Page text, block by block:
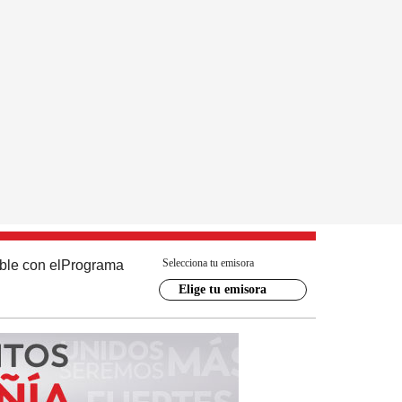
con el Programa Selecciona tu emisora
Elige tu emisora